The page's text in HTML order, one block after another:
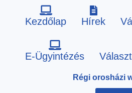
Kezdőlap Hírek
E-Ügyintézés
Régi orosházi